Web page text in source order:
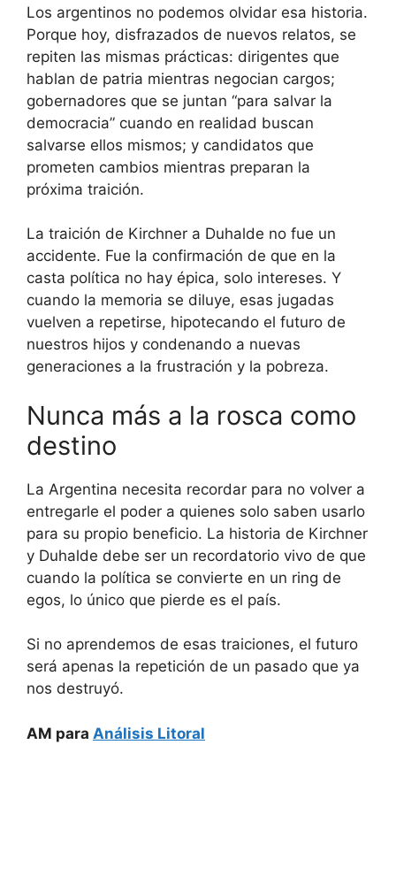
Los argentinos no podemos olvidar esa historia.
Porque hoy, disfrazados de nuevos relatos, se
repiten las mismas prácticas: dirigentes que
hablan de patria mientras negocian cargos;
gobernadores que se juntan “para salvar la
democracia” cuando en realidad buscan
salvarse ellos mismos; y candidatos que
prometen cambios mientras preparan la
próxima traición.
La traición de Kirchner a Duhalde no fue un
accidente. Fue la confirmación de que en la
casta política no hay épica, solo intereses. Y
cuando la memoria se diluye, esas jugadas
vuelven a repetirse, hipotecando el futuro de
nuestros hijos y condenando a nuevas
generaciones a la frustración y la pobreza.
Nunca más a la rosca como
destino
La Argentina necesita recordar para no volver a
entregarle el poder a quienes solo saben usarlo
para su propio beneficio. La historia de Kirchner
y Duhalde debe ser un recordatorio vivo de que
cuando la política se convierte en un ring de
egos, lo único que pierde es el país.
Si no aprendemos de esas traiciones, el futuro
será apenas la repetición de un pasado que ya
nos destruyó.
AM para Análisis Litoral